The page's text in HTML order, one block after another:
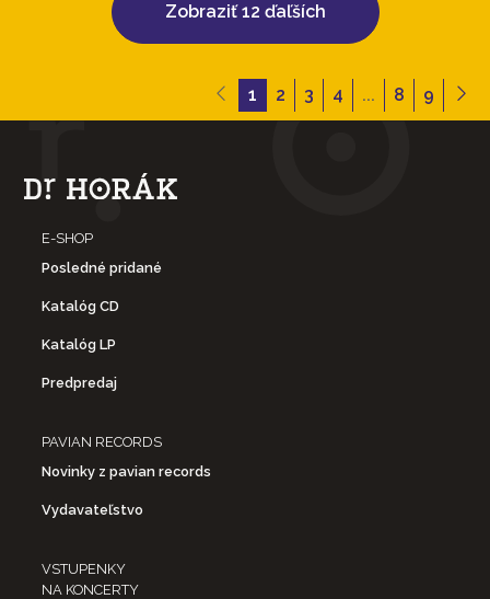
Zobraziť 12 ďaľších
1 2 3 4 ... 8 9
E-SHOP
Posledné pridané
Katalóg CD
Katalóg LP
Predpredaj
PAVIAN RECORDS
Novinky z pavian records
Vydavateľstvo
VSTUPENKY
NA KONCERTY